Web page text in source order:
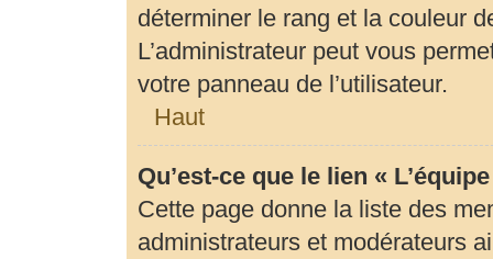
déterminer le rang et la couleur
L’administrateur peut vous
votre panneau de l’utilisateur.
Haut
Qu’est-ce que le lien «
Cette page donne la liste des
administrateurs et modérateurs